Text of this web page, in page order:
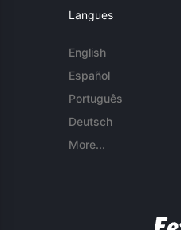
Langues
English
Español
Português
Deutsch
More...